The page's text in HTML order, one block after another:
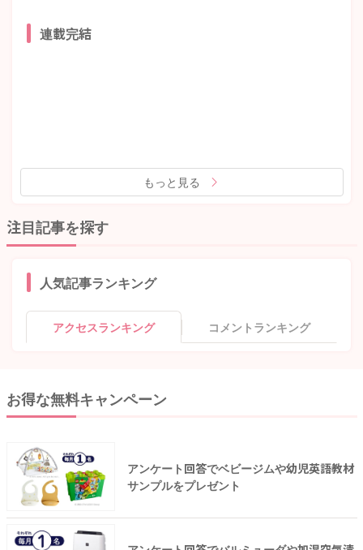
連載完結
もっと見る
注目記事を探す
人気記事ランキング
アクセスランキング コメントランキング
お得な無料キャンペーン
アンケート回答でベビージムや幼児英語教材
サンプルをプレゼント